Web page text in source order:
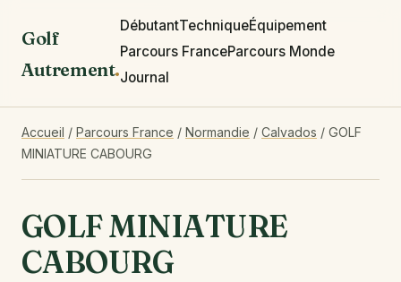
Golf
Autrement.
DébutantTechniqueÉquipement
Parcours FranceParcours Monde
Journal
Accueil / Parcours France / Normandie / Calvados / GOLF
MINIATURE CABOURG
GOLF MINIATURE
CABOURG